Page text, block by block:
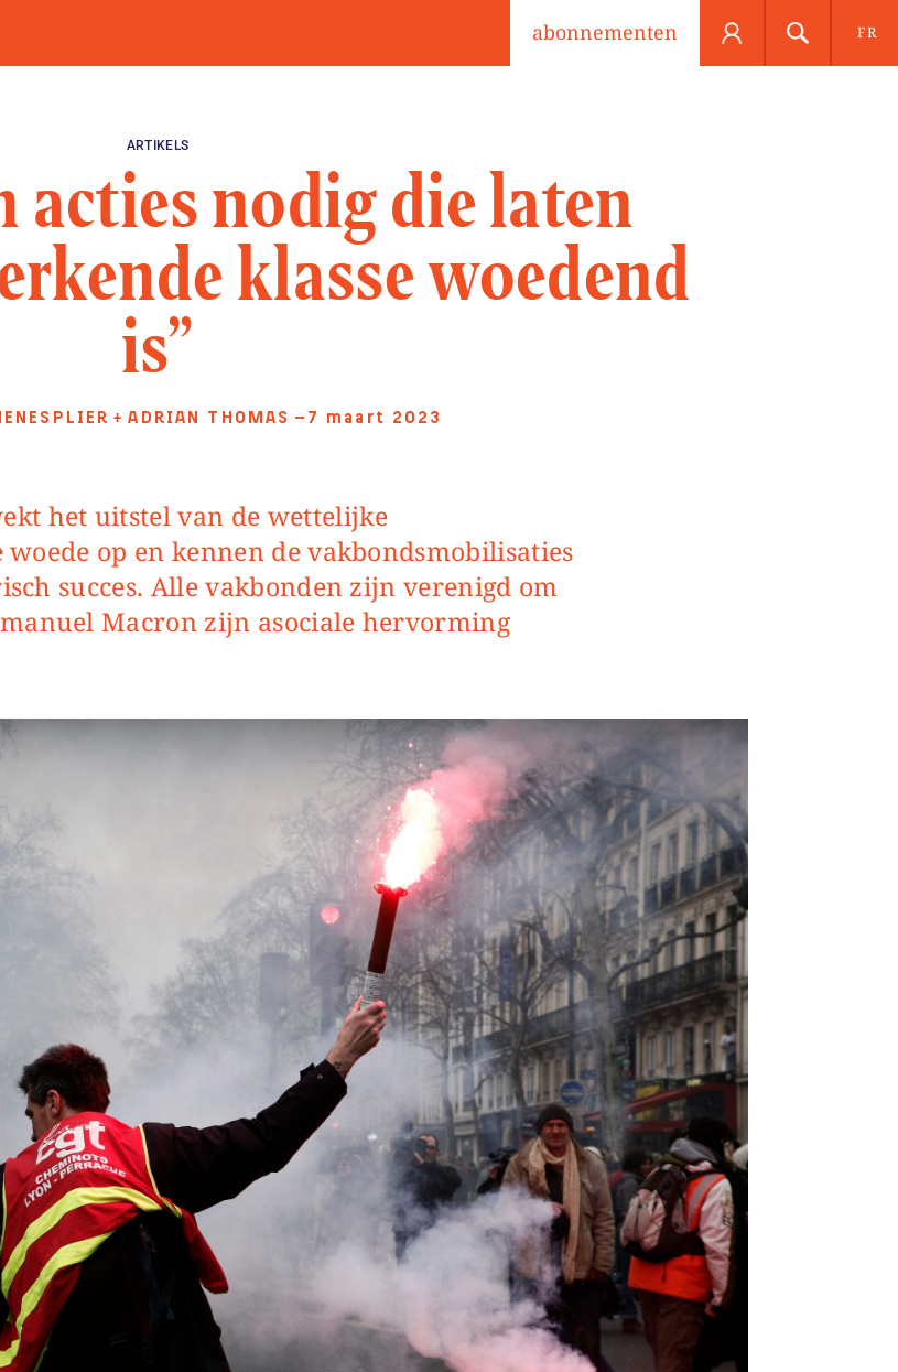
FR
abonnementen
ARTIKELS
acties nodig die laten
klasse woedend
is”
+ ADRIAN THOMAS —7 maart 2023
op en kennen de vakbondsmobilisaties
succes. Alle vakbonden zijn verenigd om
Macron zijn asociale hervorming